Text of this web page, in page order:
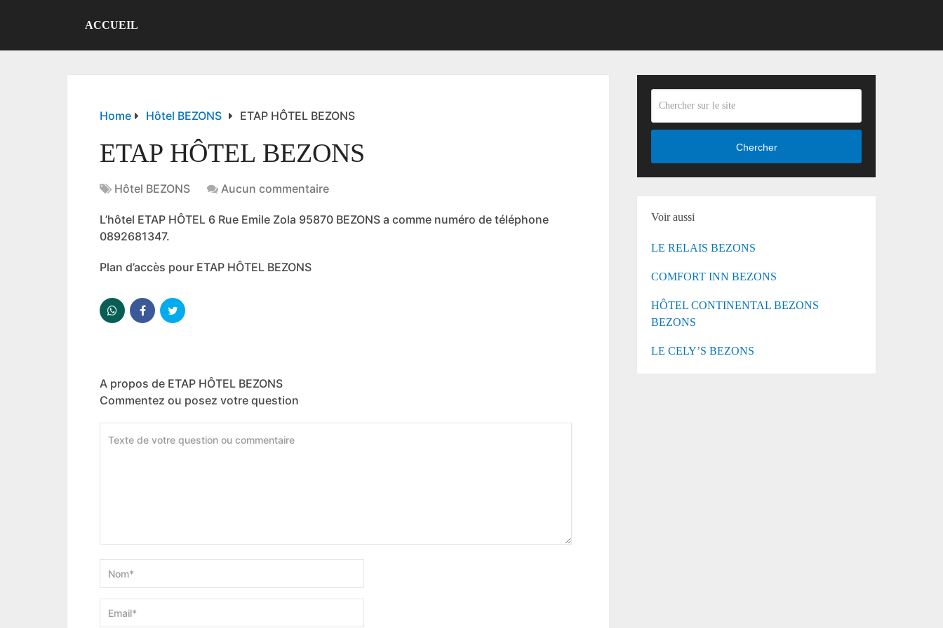
ACCUEIL
Home Hôtel BEZONS ETAP HÔTEL BEZONS
ETAP HÔTEL BEZONS
Hôtel BEZONS Aucun commentaire
L’hôtel ETAP HÔTEL 6 Rue Emile Zola 95870 BEZONS a comme numéro de téléphone
0892681347.
Plan d’accès pour ETAP HÔTEL BEZONS
A propos de ETAP HÔTEL BEZONS
Commentez ou posez votre question
Chercher
Voir aussi
LE RELAIS BEZONS
COMFORT INN BEZONS
HÔTEL CONTINENTAL BEZONS
BEZONS
LE CELY’S BEZONS